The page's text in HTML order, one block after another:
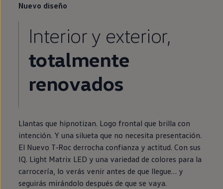
Nuevo diseño
Interior y exterior,
totalmente
renovados
Llantas que hipnotizan. Logo frontal que brilla con
intención. Y una silueta que no necesita presentación.
El Nuevo T‑Roc derrocha confianza y actitud. Con sus
IQ. Light Matrix LED y una variedad de colores para la
carrocería, lo verás venir antes de que llegue… y
seguirás mirándolo después de que se vaya.